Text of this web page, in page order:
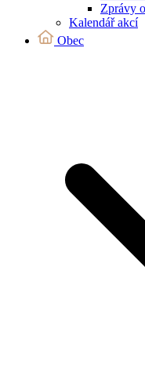
Zprávy
Kalendář akcí
Obec